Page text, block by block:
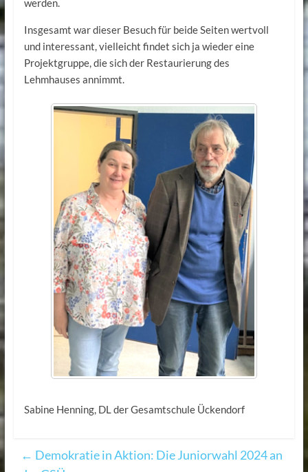
werden.
Insgesamt war dieser Besuch für beide Seiten wertvoll
und interessant, vielleicht findet sich ja wieder eine
Projektgruppe, die sich der Restaurierung des
Lehmhauses annimmt.
Sabine Henning, DL der Gesamtschule Ückendorf
← Demokratie in Aktion: Die Juniorwahl 2024 an